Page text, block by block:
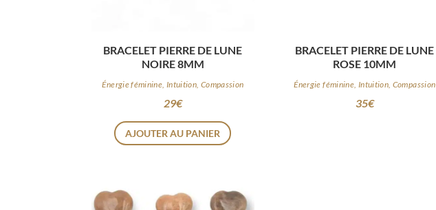
BRACELET PIERRE DE LUNE
NOIRE 8MM
Énergie féminine, Intuition, Compassion
29€
AJOUTER AU PANIER
BRACELET PIERRE DE LUNE
ROSE 10MM
Énergie féminine, Intuition, Compassion
35€